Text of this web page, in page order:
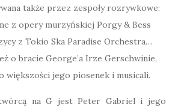
także przez zespoły rozrywkowe:
z opery murzyńskiej Porgy & Bess
z Tokio Ska Paradise Orchestra…
o bracie George’a Irze Gerschwinie,
większości jego piosenek i musicali.
na G jest Peter Gabriel i jego